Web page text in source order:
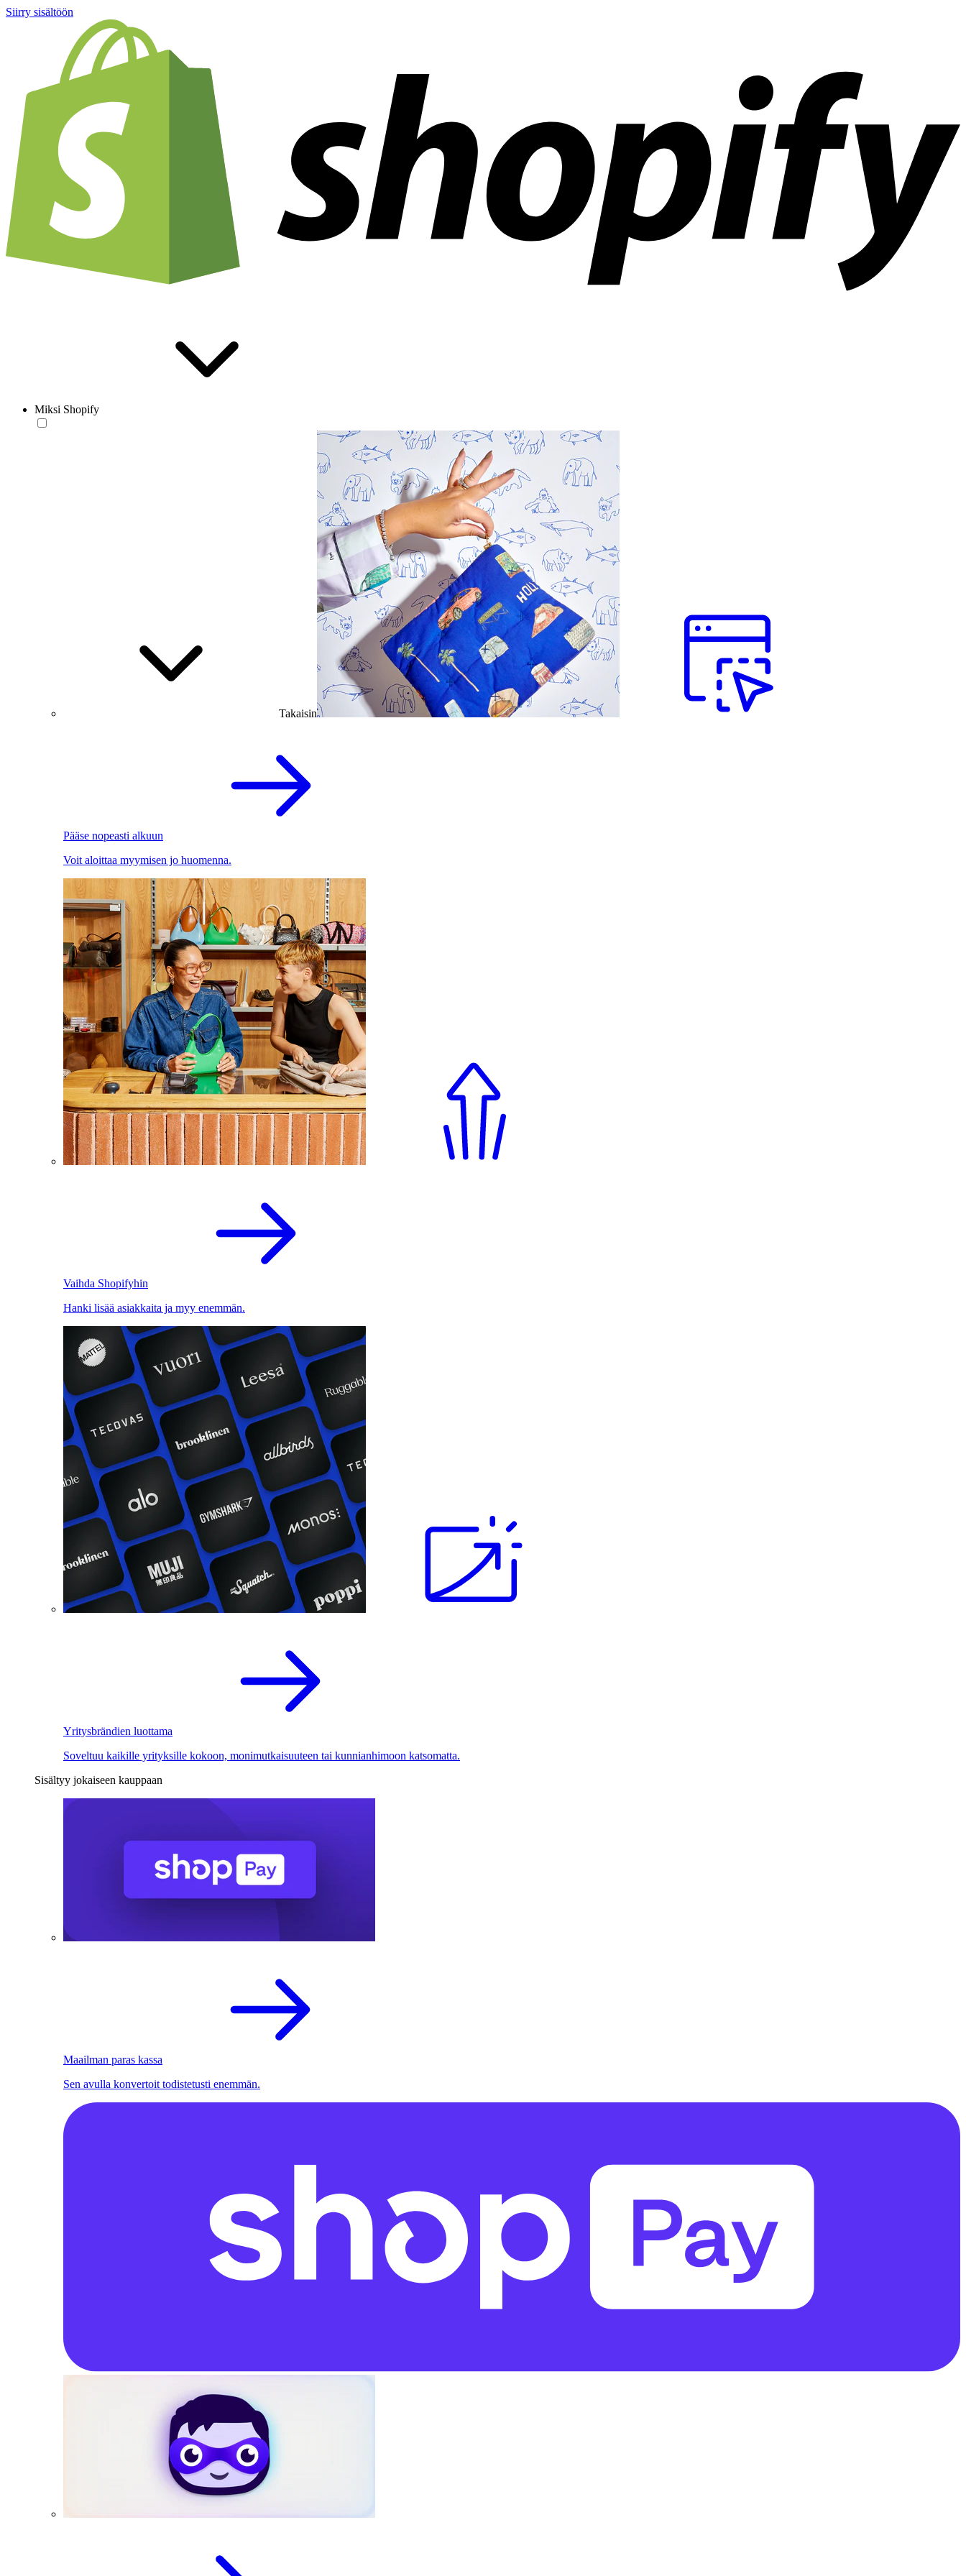
Siirry sisältöön
Miksi Shopify
Takaisin
Pääse nopeasti alkuun
Voit aloittaa myymisen jo huomenna.
Vaihda Shopifyhin
Hanki lisää asiakkaita ja myy enemmän.
Yritysbrändien luottama
Soveltuu kaikille yrityksille kokoon, monimutkaisuuteen tai kunnianhimoon katsomatta.
Sisältyy jokaiseen kauppaan
Maailman paras kassa
Sen avulla konvertoit todistetusti enemmän.